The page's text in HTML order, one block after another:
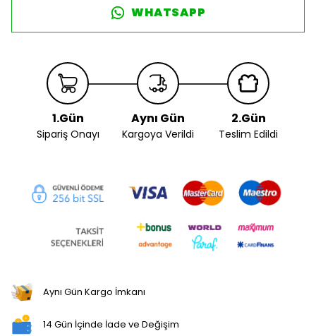
WHATSAPP
1.Gün
Sipariş Onayı
Aynı Gün
Kargoya Verildi
2.Gün
Teslim Edildi
Aynı Gün Kargo İmkanı
14 Gün İçinde İade ve Değişim